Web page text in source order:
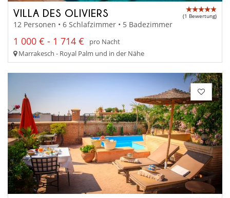
VILLA DES OLIVIERS (1 Bewertung)
12 Personen • 6 Schlafzimmer • 5 Badezimmer
1 000 € - 1 714 €
pro Nacht
Marrakesch - Royal Palm und in der Nähe